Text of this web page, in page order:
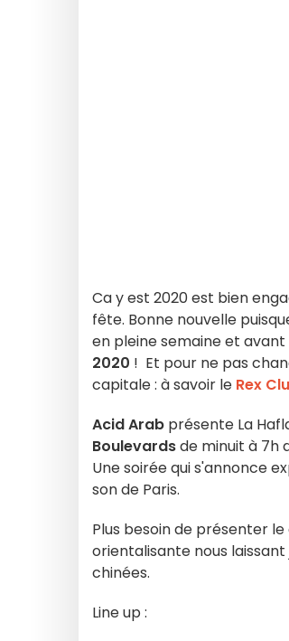
Ca y est 2020 est bien
fête. Bonne nouvelle
en pleine semaine et
2020 ! Et pour ne pas
capitale : à savoir le Rex
Acid Arab présente La
Boulevardsde minuit à 7h
Une soirée qui s'annonce
son de Paris.
Plus besoin de présenter
orientalisante nous
chinées.
Line up :